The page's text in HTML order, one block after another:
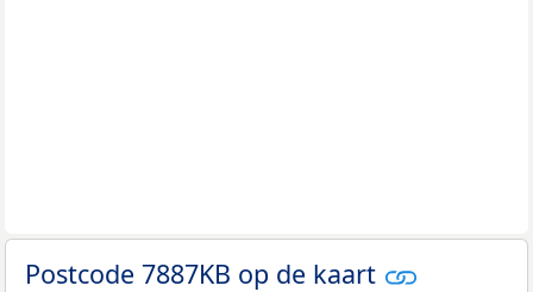
Postcode 7887KB op de kaart